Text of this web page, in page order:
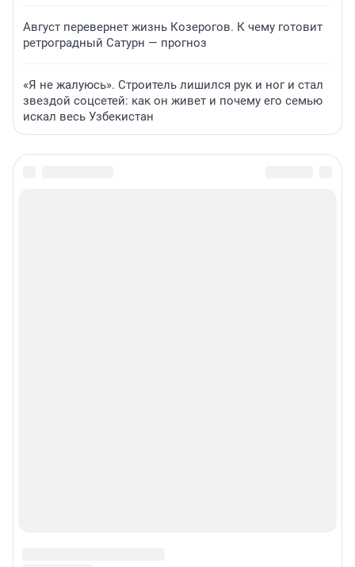
Август перевернет жизнь Козерогов. К чему готовит
ретроградный Сатурн — прогноз
«Я не жалуюсь». Строитель лишился рук и ног и стал
звездой соцсетей: как он живет и почему его семью
искал весь Узбекистан